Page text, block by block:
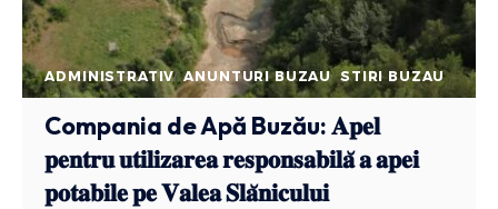
ADMINISTRATIV ANUNTURI BUZAU STIRI BUZAU
Compania de Apă Buzău: 𝐀𝐩𝐞𝐥
𝐩𝐞𝐧𝐭𝐫𝐮 𝐮𝐭𝐢𝐥𝐢𝐳𝐚𝐫𝐞𝐚 𝐫𝐞𝐬𝐩𝐨𝐧𝐬𝐚𝐛𝐢𝐥𝐚̆ 𝐚 𝐚𝐩𝐞𝐢
𝐩𝐨𝐭𝐚𝐛𝐢𝐥𝐞 𝐩𝐞 𝐕𝐚𝐥𝐞𝐚 𝐒𝐥𝐚̆𝐧𝐢𝐜𝐮𝐥𝐮𝐢